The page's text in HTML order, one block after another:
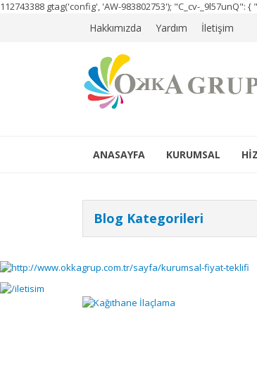
112743388 gtag('config', 'AW-983802753'); "C_cv-_9l57unQ":
Hakkımızda Yardım İletişim
ANASAYFA KURUMSAL
Blog Kategorileri